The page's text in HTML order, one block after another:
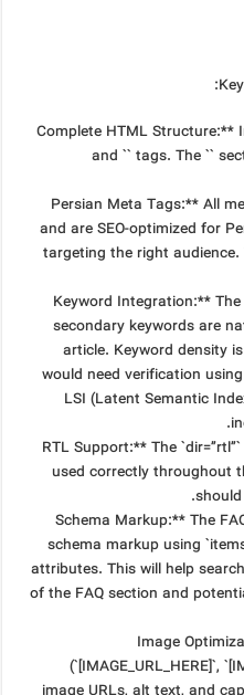
* **Complete HTML
and `` tags. The ``
* **Persian Meta Tags:** All
and are SEO-optimized for
targeting the right
* **Keyword Integration:**
secondary keywords are
article. Keyword density
would need verification
LSI (Latent Semantic
* **RTL Support:** The
used correctly throughout
* **Schema Markup:** The
schema markup using
attributes. This will help
of the FAQ section and
* **Image
(`[IMAGE_URL_HERE]`,